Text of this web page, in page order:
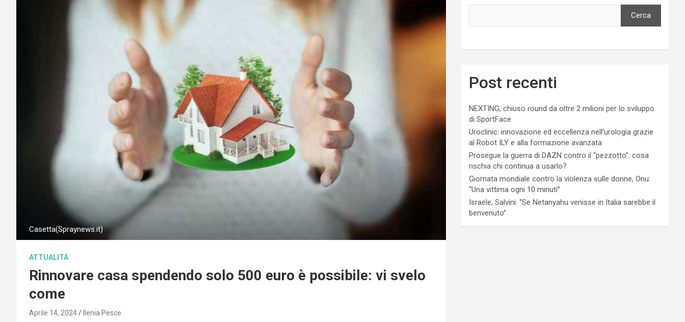
Casetta(Spraynews.it)
ATTUALITÀ
Rinnovare casa spendendo solo 500 euro è possibile: vi svelo
come
Aprile 14, 2024 Ilenia Pesce
Cerca
Post recenti
NEXTING, chiuso round da oltre 2 milioni per lo sviluppo
di SportFace
Uroclinic: innovazione ed eccellenza nell’urologia grazie
al Robot ILY e alla formazione avanzata
Prosegue la guerra di DAZN contro il “pezzotto”: cosa
rischia chi continua a usarlo?
Giornata mondiale contro la violenza sulle donne, Onu:
“Una vittima ogni 10 minuti”
Israele, Salvini: “Se Netanyahu venisse in Italia sarebbe il
benvenuto”